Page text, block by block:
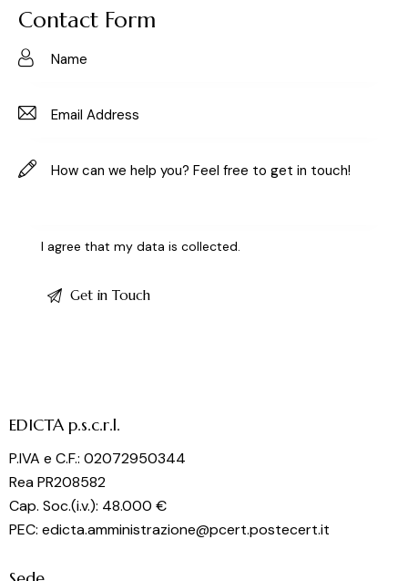
on
e:
Contact Form
I agree that my data iscollected.
EDICTA p.s.c.r.l.
P.IVA e C.F.: 02072950344
Rea PR208582
Cap. Soc.(i.v.): 48.000 €
PEC: edicta.amministrazione@pcert.postecert.it